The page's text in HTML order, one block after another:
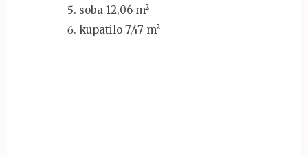
soba 12,06 m²
kupatilo 7,47 m²